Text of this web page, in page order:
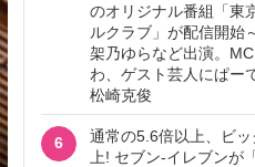
のオリジナル番組「東
ルクラブ」が配信開始
架乃ゆらなど出演。
わ、ゲスト芸人にぱー
松崎克俊
6
通常の5.6倍以上、ビッ
上! セブン‐イレブンが